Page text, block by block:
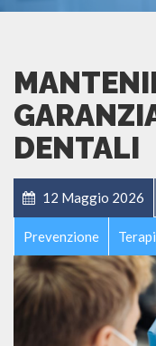
DENTALI
12 Maggio 2026
Prevenzione